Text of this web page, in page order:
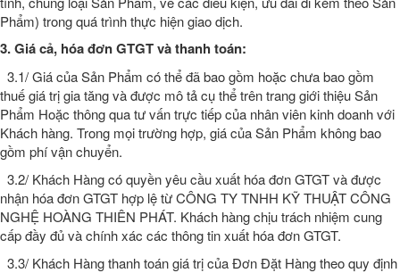
Phẩm) trong quá trình thực hiện giao dịch.
3. Giá cả, hóa đơn GTGT và thanh toán:
3.1/ Giá của Sản Phẩm có thể đã bao gồm hoặc chưa bao gồm
thuế giá trị gia tăng và được mô tả cụ thể trên trang giới thiệu Sản
Phẩm Hoặc thông qua tư vấn trực tiếp của nhân viên kinh doanh với
Khách hàng. Trong mọi trường hợp, giá của Sản Phẩm không bao
gồm phí vận chuyển.
3.2/ Khách Hàng có quyền yêu cầu xuất hóa đơn GTGT và được
nhận hóa đơn GTGT hợp lệ từ CÔNG TY TNHH KỸ THUẬT CÔNG
NGHỆ HOÀNG THIÊN PHÁT. Khách hàng chịu trách nhiệm cung
cấp đầy đủ và chính xác các thông tin xuất hóa đơn GTGT.
3.3/ Khách Hàng thanh toán giá trị của Đơn Đặt Hàng theo quy định